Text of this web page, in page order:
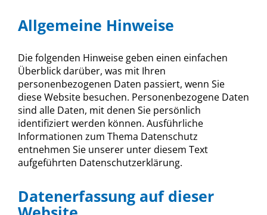
Allgemeine Hinweise
Die folgenden Hinweise geben einen einfachen
Überblick darüber, was mit Ihren
personenbezogenen Daten passiert, wenn Sie
diese Website besuchen. Personenbezogene Daten
sind alle Daten, mit denen Sie persönlich
identifiziert werden können. Ausführliche
Informationen zum Thema Datenschutz
entnehmen Sie unserer unter diesem Text
aufgeführten Datenschutzerklärung.
Datenerfassung auf dieser